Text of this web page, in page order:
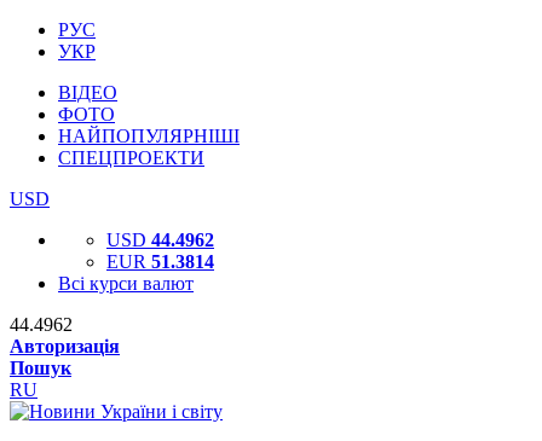
РУС
УКР
ВІДЕО
ФОТО
НАЙПОПУЛЯРНІШІ
СПЕЦПРОЕКТИ
USD
USD 44.4962
EUR 51.3814
Всі курси валют
44.4962
Авторизація
Пошук
RU